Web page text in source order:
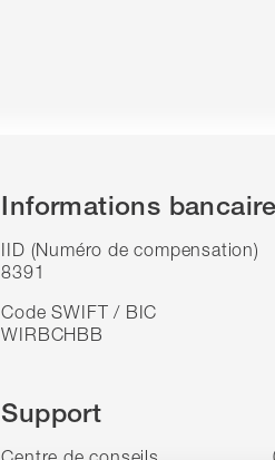
Informations
IID (Numéro de compensation)
8391
Code SWIFT / BIC
WIRBCHBB
Support